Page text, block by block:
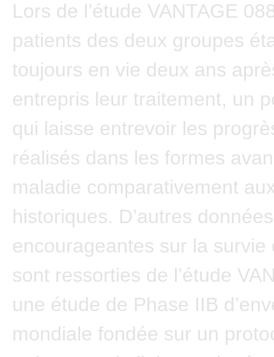
Lors de l’étude VANTAGE
patients des deux groupes
toujours en vie deux ans
entrepris leur traitement, un
qui laisse entrevoir les
réalisés dans les formes
maladie comparativement
historiques. D’autres données
encourageantes sur la survie
sont ressorties de l’étude
une étude de Phase IIB
mondiale fondée sur un